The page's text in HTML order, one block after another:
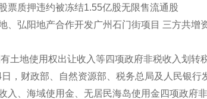
票质押违约被冻结1.55亿股无限售流通股
、弘阳地产合作开发广州石门街项目 三方共增
土地使用权出让收入等四项政府非税收入划转
日，财政部、自然资源部、税务总局及人民银
入、海域使用金、无居民海岛使用金四项政府